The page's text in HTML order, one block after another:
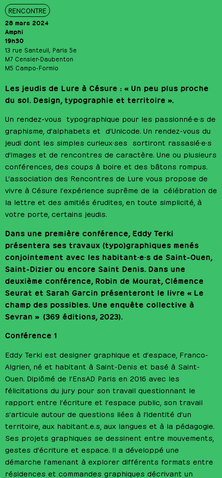
RENCONTRE
28 mars 2024
Amphi
19h30
13 rue Santeuil, Paris 5e
M7 Censier-Daubenton
M5 Campo-Formio
Les jeudis de Lure à Césure : « Un peu plus proche
du sol. Design, typographie et territoire ».
Un rendez-vous typographique pour les passionné·e·s de
graphisme, d’alphabets et d’Unicode. Un rendez-vous du
jeudi dont les simples curieux·ses sortiront rassasié·e·s
d’images et de rencontres de caractère. Une ou plusieurs
conférences, des coups à boire et des bâtons rompus.
L’association des Rencontres de Lure vous propose de
vivre à Césure l’expérience suprême de la célébration de
la lettre et des amitiés érudites, en toute simplicité, à
votre porte, certains jeudis.
Dans une première conférence, Eddy Terki
présentera ses travaux (typo)graphiques menés
conjointement avec les habitant·e·s de Saint-Ouen,
Saint-Dizier ou encore Saint Denis. Dans une
deuxième conférence, Robin de Mourat, Clémence
Seurat et Sarah Garcin présenteront le livre « Le
champ des possibles. Une enquête collective à
Sevran » (369 éditions, 2023).
Conférence 1
Eddy Terki est designer graphique et d’espace, Franco-
Algrien, né et habitant à Saint-Denis et basé à Saint-
Ouen. Diplômé de l’EnsAD Paris en 2016 avec les
félicitations du jury pour son travail questionnant le
rapport entre l’écriture et l’espace public, son travail
s’articule autour de questions liées à l’identité d’un
territoire, aux habitant.e.s, aux langues et à la pédagogie.
Ses projets graphiques se dessinent entre mouvements,
gestes d’écriture et espace. Il a développé une
démarche l’amenant à explorer différents formats entre
résidences et commandes graphiques décrivant un